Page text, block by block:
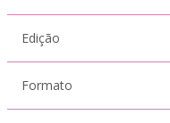
Edição
Formato